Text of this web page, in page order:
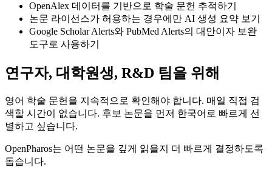
OpenAlex 데이터를 기반으로 학술 문헌 추적하기
논문 라이선스가 허용하는 경우에만 AI 생성 요약 보기
Google Scholar Alerts와 PubMed Alerts의 대안이자 보완
도구로 사용하기
연구자, 대학원생, R&D 팀을 위해
영어 학술 문헌을 지속적으로 확인해야 합니다. 매일 직접 검
색할 시간이 없습니다. 후보 논문을 먼저 한국어로 빠르게 선
별하고 싶습니다.
OpenPharos는 어떤 논문을 깊게 읽을지 더 빠르게 결정하도록
돕습니다.